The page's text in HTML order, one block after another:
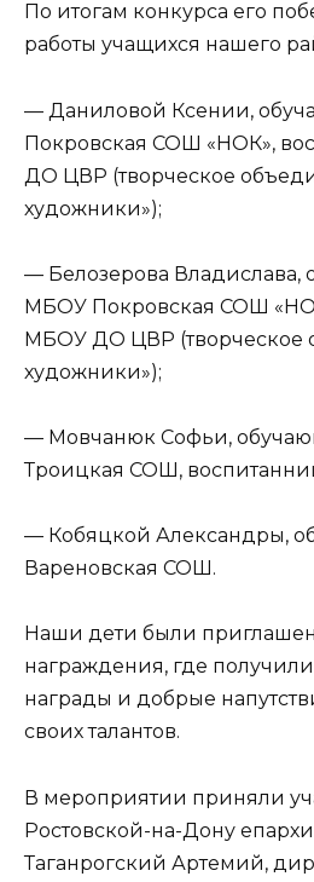
По итогам конкурса его
работы учащихся нашего
— Даниловой Ксении,
Покровская СОШ «НОК»,
ДО ЦВР (творческое
художники»);
— Белозерова Владислава,
МБОУ Покровская СОШ
МБОУ ДО ЦВР (творческое
художники»);
— Мовчанюк Софьи,
Троицкая СОШ,
— Кобяцкой Александры,
Вареновская СОШ.
Наши дети были
награждения, где
награды и добрые
своих талантов.
В мероприятии приняли
Ростовской-на-Дону
Таганрогский Артемий,